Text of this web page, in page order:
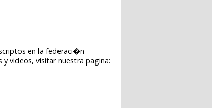
en la federaci�n
videos, visitar nuestra pagina: